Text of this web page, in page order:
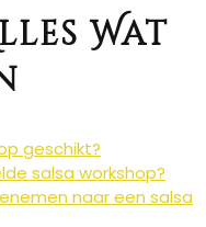
Wat
geschikt?
salsa workshop?
naar een salsa